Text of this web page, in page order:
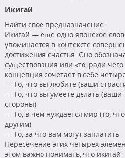
Икигай
Найти свое предназначение
Икигай — еще одно японское
упоминается в контексте
достижения счастья. Оно
существования или «то, ради чего
концепция сочетает в себе
— То, что вы любите (ваши
— То, что вы умеете делать (ваши
стороны)
— То, в чем нуждается мир (то,
другим)
— То, за что вам могут заплатить
Пересечение этих четырех
этом важно понимать, что икигай